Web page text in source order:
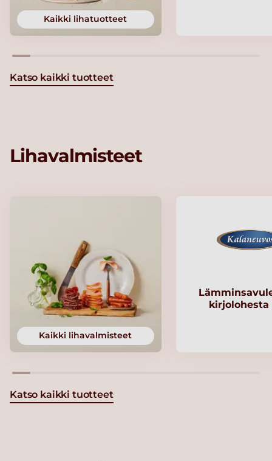
Kaikki lihatuotteet
Katso kaikki tuotteet
Lihavalmisteet
Kaikki lihavalmisteet
kirjolohesta
Katso kaikki tuotteet